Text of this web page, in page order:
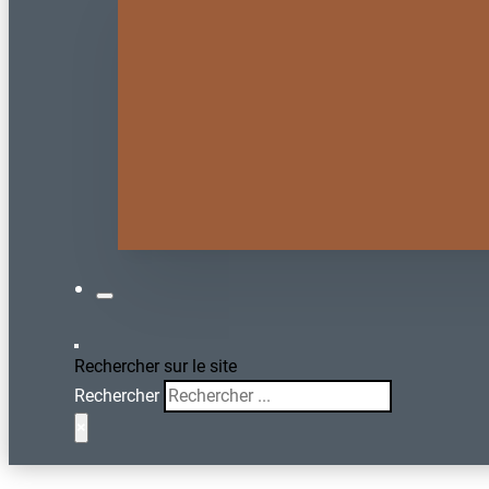
Rechercher sur le site
Rechercher